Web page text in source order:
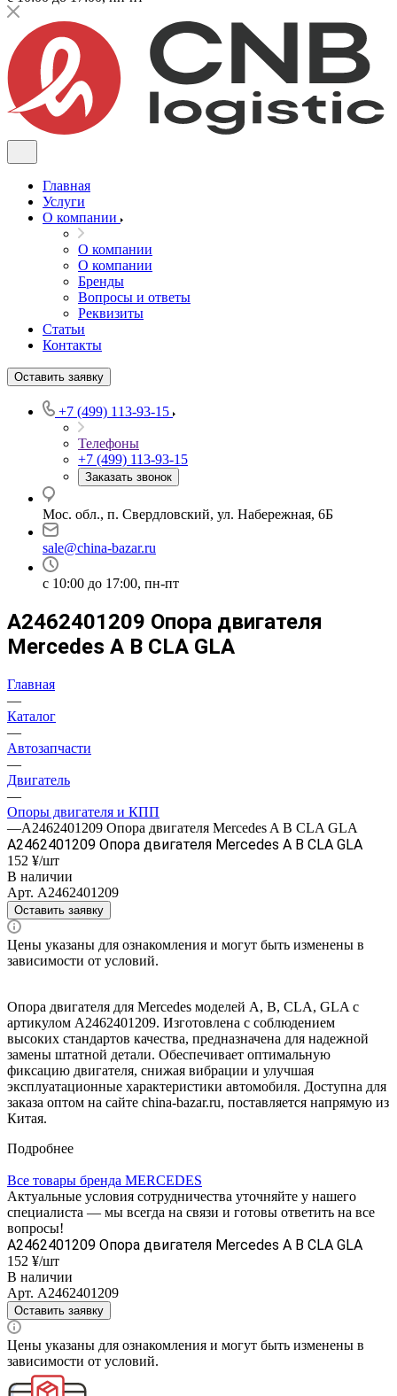
Главная
Услуги
О компании
О компании
О компании
Бренды
Вопросы и ответы
Реквизиты
Статьи
Контакты
Оставить заявку
+7 (499) 113-93-15
Телефоны
+7 (499) 113-93-15
Заказать звонок
Мос. обл., п. Свердловский, ул. Набережная, 6Б
sale@china-bazar.ru
c 10:00 до 17:00, пн-пт
A2462401209 Опора двигателя
Mercedes A B CLA GLA
Главная
—
Каталог
—
Автозапчасти
—
Двигатель
—
Опоры двигателя и КПП
—A2462401209 Опора двигателя Mercedes A B CLA GLA
A2462401209 Опора двигателя Mercedes A B CLA GLA
152 ¥/шт
В наличии
Арт. A2462401209
Оставить заявку
Цены указаны для ознакомления и могут быть изменены в
зависимости от условий.
Опора двигателя для Mercedes моделей A, B, CLA, GLA с
артикулом A2462401209. Изготовлена с соблюдением
высоких стандартов качества, предназначена для надежной
замены штатной детали. Обеспечивает оптимальную
фиксацию двигателя, снижая вибрации и улучшая
эксплуатационные характеристики автомобиля. Доступна для
заказа оптом на сайте china-bazar.ru, поставляется напрямую из
Китая.
Подробнее
Все товары бренда MERCEDES
Актуальные условия сотрудничества уточняйте у нашего
специалиста — мы всегда на связи и готовы ответить на все
вопросы!
A2462401209 Опора двигателя Mercedes A B CLA GLA
152 ¥/шт
В наличии
Арт. A2462401209
Оставить заявку
Цены указаны для ознакомления и могут быть изменены в
зависимости от условий.